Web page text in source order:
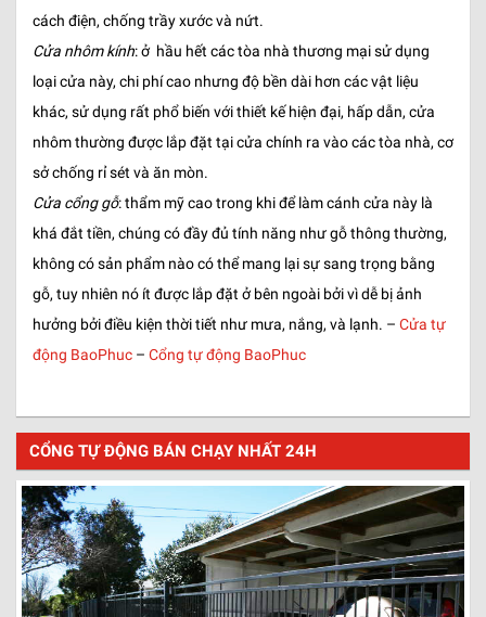
cách điện, chống trầy xước và nứt.
Cửa nhôm kính: ở hầu hết các tòa nhà thương mại sử dụng
loại cửa này, chi phí cao nhưng độ bền dài hơn các vật liệu
khác, sử dụng rất phổ biến với thiết kế hiện đại, hấp dẫn, cửa
nhôm thường được lắp đặt tại cửa chính ra vào các tòa nhà, cơ
sở chống rỉ sét và ăn mòn.
Cửa cổng gỗ: thẩm mỹ cao trong khi để làm cánh cửa này là
khá đắt tiền, chúng có đầy đủ tính năng như gỗ thông thường,
không có sản phẩm nào có thể mang lại sự sang trọng bằng
gỗ, tuy nhiên nó ít được lắp đặt ở bên ngoài bởi vì dễ bị ảnh
hưởng bởi điều kiện thời tiết như mưa, nắng, và lạnh. – Cửa tự
động BaoPhuc – Cổng tự động BaoPhuc
CỔNG TỰ ĐỘNG BÁN CHẠY NHẤT 24H